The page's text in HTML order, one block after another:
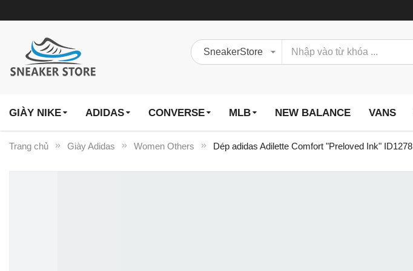
GIÀY NIKE ADIDAS CONVERSE MLB NEW BALANCE VANS
Trang chủ Giày Adidas Women Others Dép adidas Adilette Comfort "Preloved Ink" ID1278